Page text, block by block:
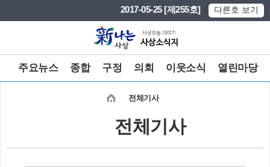
2017-05-25 [제255호] 다른호 보기
주요뉴스 종합 구정 의회 이웃소식 열린마당
전체기사
전체기사